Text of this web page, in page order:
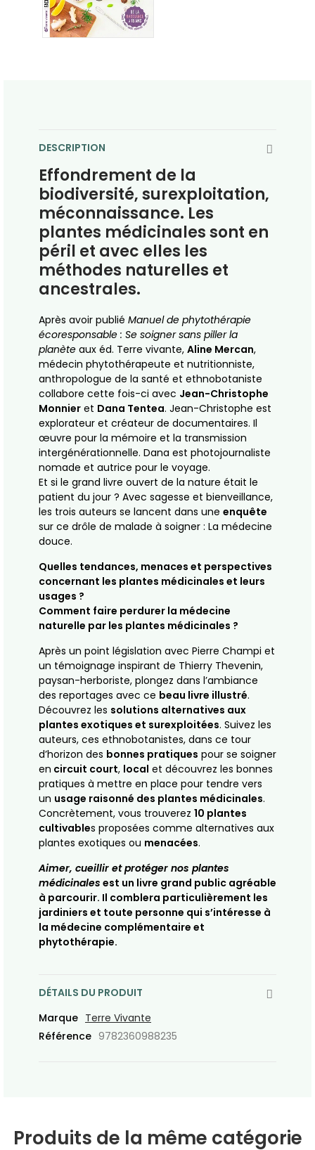
DESCRIPTION
Effondrement de la
biodiversité, surexploitation,
méconnaissance. Les
plantes médicinales sont en
péril et avec elles les
méthodes naturelles et
ancestrales.
Après avoir publié Manuel de phytothérapie
écoresponsable : Se soigner sans piller la
planète aux éd. Terre vivante, Aline Mercan,
médecin phytothérapeute et nutritionniste,
anthropologue de la santé et ethnobotaniste
collabore cette fois-ci avec Jean-Christophe
Monnier et Dana Tentea. Jean-Christophe est
explorateur et créateur de documentaires. Il
œuvre pour la mémoire et la transmission
intergénérationnelle. Dana est photojournaliste
nomade et autrice pour le voyage.
Et si le grand livre ouvert de la nature était le
patient du jour ? Avec sagesse et bienveillance,
les trois auteurs se lancent dans une enquête
sur ce drôle de malade à soigner : La médecine
douce.
Quelles tendances, menaces et perspectives
concernant les plantes médicinales et leurs
usages ?
Comment faire perdurer la médecine
naturelle par les plantes médicinales ?
Après un point législation avec Pierre Champi et
un témoignage inspirant de Thierry Thevenin,
paysan-herboriste, plongez dans l’ambiance
des reportages avec ce beau livre illustré.
Découvrez les solutions alternatives aux
plantes exotiques et surexploitées. Suivez les
auteurs, ces ethnobotanistes, dans ce tour
d’horizon des bonnes pratiques pour se soigner
en circuit court, local et découvrez les bonnes
pratiques à mettre en place pour tendre vers
un usage raisonné des plantes médicinales.
Concrètement, vous trouverez 10 plantes
cultivables proposées comme alternatives aux
plantes exotiques ou menacées.
Aimer, cueillir et protéger nos plantes
médicinales est un livre grand public agréable
à parcourir. Il comblera particulièrement les
jardiniers et toute personne qui s’intéresse à
la médecine complémentaire et
phytothérapie.
DÉTAILS DU PRODUIT
Marque Terre Vivante
Référence 9782360988235
Produits de la même catégorie